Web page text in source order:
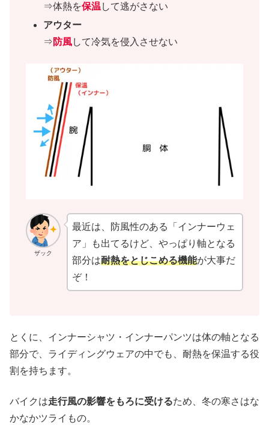
⇒体熱を保温 して逃がさない
アウター
⇒ 防風して冷気を侵入させない
ザック
最近は、防風性のある「インナーウェ
ア」も出てるけど、やっぱり軸となる
部分は耐熱をとじこめる機能が大事だ
ぞ！
とくに、インナーシャツ・インナーパンツは体の軸となる
部分で、ライディングウェアの中でも、耐熱を保温する役
割を持ちます。
バイクは走行風の影響をもろに受けるため、冬の寒さはな
かなかツライもの。